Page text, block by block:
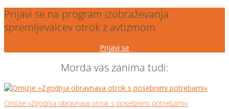
Prijavi se na program izobraževanja
spremljevalcev otrok z avtizmom
Prijavi se
Morda vas zanima tudi:
Omizje »Zgodnja obravnava otrok s posebnimi potrebami«